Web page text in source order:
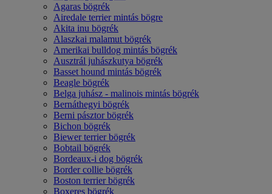
Agaras bögrék
Airedale terrier mintás bögre
Akita inu bögrék
Alaszkai malamut bögrék
Amerikai bulldog mintás bögrék
Ausztrál juhászkutya bögrék
Basset hound mintás bögrék
Beagle bögrék
Belga juhász - malinois mintás bögrék
Bernáthegyi bögrék
Berni pásztor bögrék
Bichon bögrék
Biewer terrier bögrék
Bobtail bögrék
Bordeaux-i dog bögrék
Border collie bögrék
Boston terrier bögrék
Boxeres bögrék